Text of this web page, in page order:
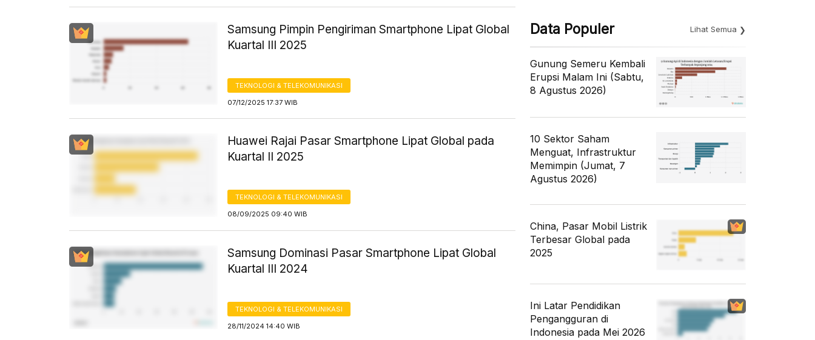
Samsung Pimpin Pengiriman Smartphone Lipat Global
Kuartal III 2025
TEKNOLOGI & TELEKOMUNIKASI
07/12/2025 17:37 WIB
Huawei Rajai Pasar Smartphone Lipat Global pada
Kuartal II 2025
TEKNOLOGI & TELEKOMUNIKASI
08/09/2025 09:40 WIB
Samsung Dominasi Pasar Smartphone Lipat Global
Kuartal III 2024
TEKNOLOGI & TELEKOMUNIKASI
28/11/2024 14:40 WIB
Data Populer Lihat Semua
Gunung Semeru Kembali
Erupsi Malam Ini (Sabtu,
8 Agustus 2026)
10 Sektor Saham
Menguat, Infrastruktur
Memimpin (Jumat, 7
Agustus 2026)
China, Pasar Mobil Listrik
Terbesar Global pada
2025
Ini Latar Pendidikan
Pengangguran di
Indonesia pada Mei 2026